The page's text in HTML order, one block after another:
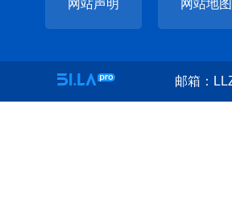
网站声明 网站地图
邮箱：